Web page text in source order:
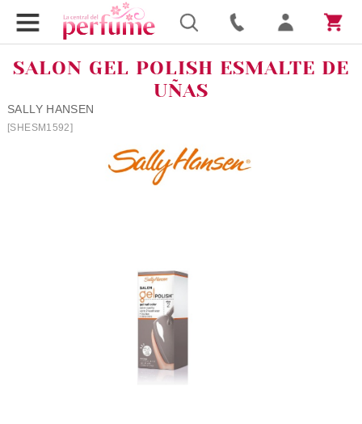
SALON GEL POLISH ESMALTE DE
UÑAS
SALLY HANSEN
[SHESM1592]